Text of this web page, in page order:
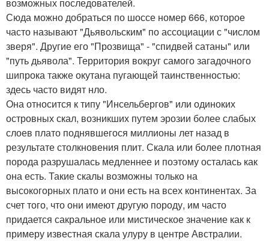
Сюда можно добраться по шоссе номер 666, которое
часто называют "Дьявольским" по ассоциации с "числом
зверя". Другие его "Прозвища" - "спидвей сатаны" или
"путь дьявола". Территория вокруг самого загадочного
шипрока также окутана пугающей таинственностью:
здесь часто видят нло.
Она относится к типу "Инсельбергов" или одиноких
островных скал, возникших путем эрозии более слабых
слоев плато поднявшегося миллионы лет назад в
результате столкновения плит. Скала или более плотная
порода разрушалась медленнее и поэтому осталась как
она есть. Такие скалы возможны только на
высокогорных плато и они есть на всех континентах. За
счет того, что они имеют другую породу, им часто
придается сакральное или мистическое значение как к
примеру известная скала улуру в центре Австралии.